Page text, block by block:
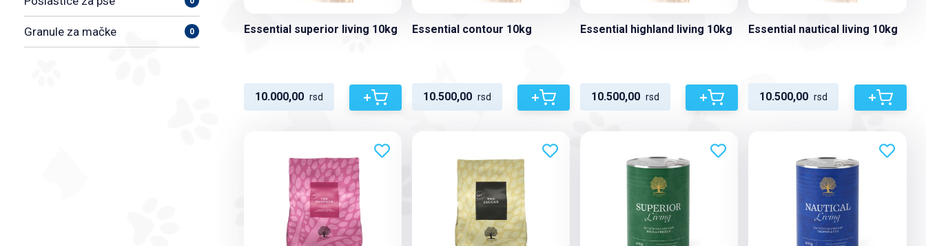
Granule za mačke 0 Essential superior living 10kg
10.000,00 rsd +
Essential contour 10kg
10.500,00 rsd +
Essential highland living 10kg
10.500,00 rsd +
Essential nautical living 10kg
10.500,00 rsd +